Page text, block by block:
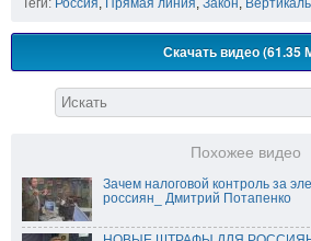
Теги: Россия, Прямая линия, Закон, Вертикаль
Скачать видео (61.35
Похожее видео
Зачем налоговой контроль за
россиян_ Дмитрий Потапенко